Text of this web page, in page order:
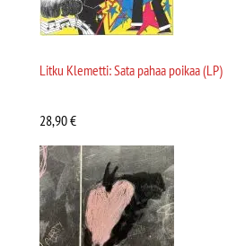
Litku Klemetti: Sata pahaa poikaa (LP)
28,90€